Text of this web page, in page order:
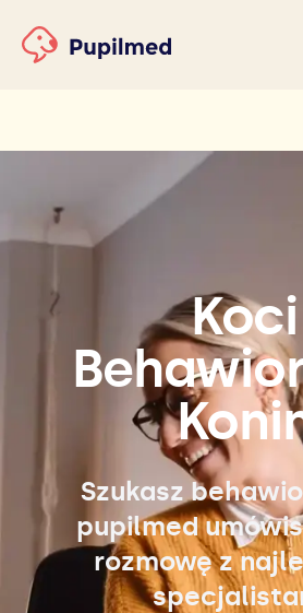
Koci
Szukasz
pupilmed
rozmowę z